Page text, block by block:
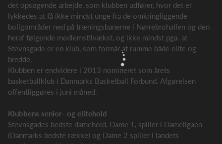
det opsøgende arbejde, som klubben udfører, hvor det er
lykkedes at få ikke mindst unge fra de omkringliggende
boligområder ned på træningsbanerne i Nørrebrohallen og den
heraf følgende medlemstilvækst, og ikke mindst pga. at
Stevnsgade er en klub, som formår at rumme både elite og
bredde.
Klubben er endvidere i 2013 nomineret som årets
basketballklub i Danmarks Basketball Forbund. Afgørelsen
offentliggøres i juni måned.
Klubbens senior- og elitehold
Stevnsgades bedste damehold, Dame 1, spiller i Dameligaen
(Danmarks bedste række) og Dame 2 spiller i landets